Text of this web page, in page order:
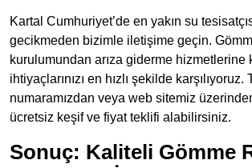
Kartal Cumhuriyet’de en yakın su
gecikmeden bizimle iletişime geçin.
kurulumundan arıza giderme hizmetlerine
ihtiyaçlarınızı en hızlı şekilde karşılıyoruz.
numaramızdan veya web sitemiz
ücretsiz keşif ve fiyat teklifi alabilirsiniz.
Sonuç: Kaliteli Gömme